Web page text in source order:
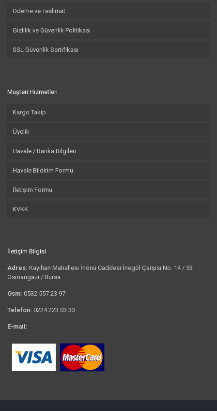
Ödeme ve Teslimat
Gizlilik ve Güvenlik Politikası
SSL Güvenlik Sertifikası
Müşteri Hizmetleri
Kargo Takip
Üyelik
Havale / Banka Bilgileri
Havale Bildirim Formu
İletişim Formu
KVKK
İletişim Bilgisi
Adres: Kayıhan Mahallesi İnönü Caddesi İnegöl Çarşısı No: 14 / 53
Osmangazi / Bursa
Gsm: 0532 557 23 97
Telefon: 0224 223 03 33
E-mail: